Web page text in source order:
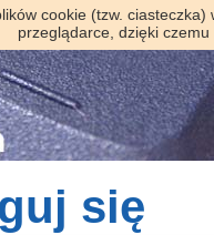
cookie (tzw.
przeglądarce, dzięki
się